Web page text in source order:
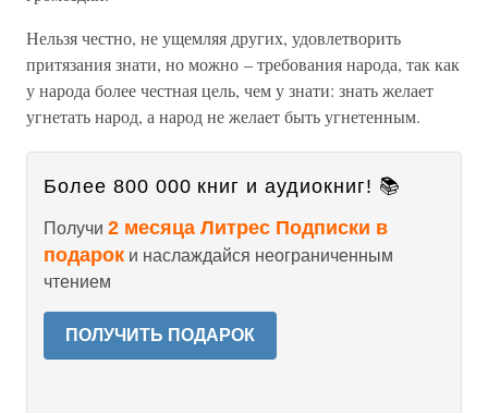
Нельзя честно, не ущемляя других, удовлетворить
притязания знати, но можно – требования народа, так как
у народа более честная цель, чем у знати: знать желает
угнетать народ, а народ не желает быть угнетенным.
Более 800 000 книг и аудиокниг! 📚
Получи 2 месяца Литрес Подписки в
подарок и наслаждайся неограниченным
чтением
ПОЛУЧИТЬ ПОДАРОК